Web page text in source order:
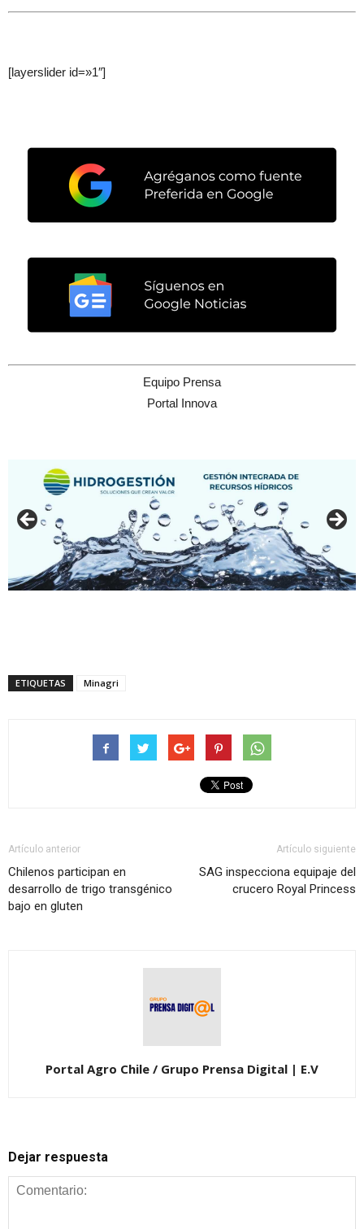
[layerslider id=»1″]
Equipo Prensa
Portal Innova
ETIQUETAS Minagri
Artículo anterior
Chilenos participan en
desarrollo de trigo transgénico
bajo en gluten
Artículo siguiente
SAG inspecciona equipaje del
crucero Royal Princess
Portal Agro Chile / Grupo Prensa Digital | E.V
Dejar respuesta